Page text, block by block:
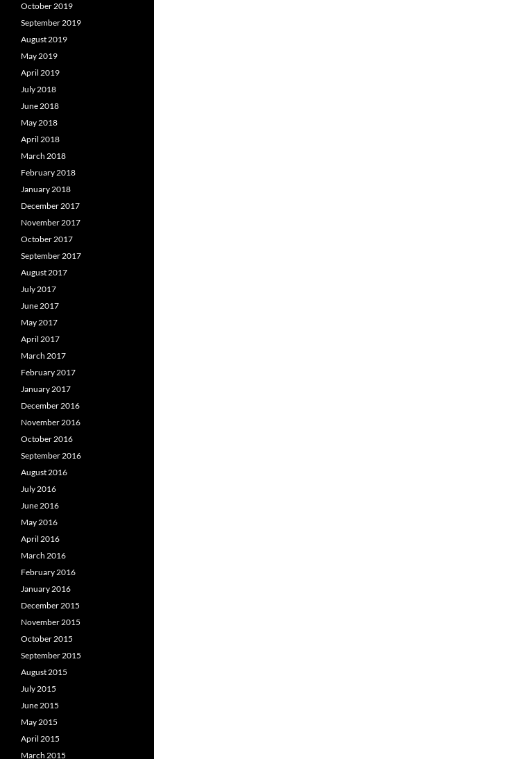
October 2019
September 2019
August 2019
May 2019
April 2019
July 2018
June 2018
May 2018
April 2018
March 2018
February 2018
January 2018
December 2017
November 2017
October 2017
September 2017
August 2017
July 2017
June 2017
May 2017
April 2017
March 2017
February 2017
January 2017
December 2016
November 2016
October 2016
September 2016
August 2016
July 2016
June 2016
May 2016
April 2016
March 2016
February 2016
January 2016
December 2015
November 2015
October 2015
September 2015
August 2015
July 2015
June 2015
May 2015
April 2015
March 2015